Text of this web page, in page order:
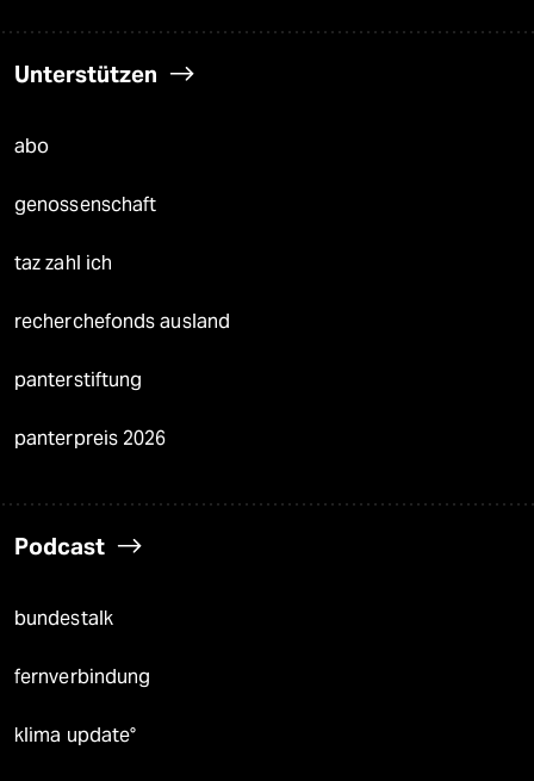
Unterstützen
abo
genossenschaft
taz zahl ich
recherchefonds ausland
panterstiftung
panterpreis 2026
Podcast
bundestalk
fernverbindung
klima update°